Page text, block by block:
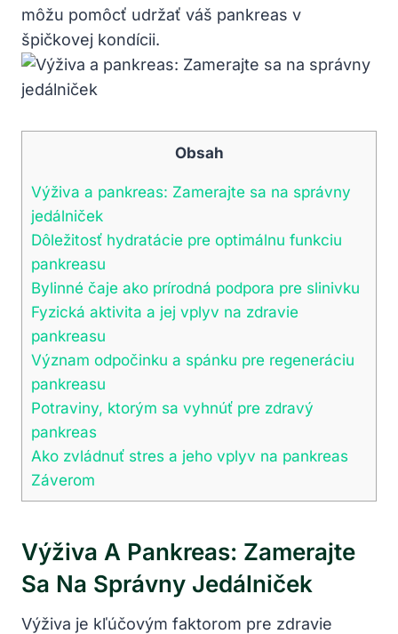
‌môžu⁤ pomôcť ⁤udržať váš pankreas ⁣v
špičkovej kondícii.
Obsah
Výživa a pankreas: Zamerajte sa na správny
jedálniček
Dôležitosť hydratácie pre optimálnu funkciu
pankreasu
Bylinné čaje ⁢ako prírodná podpora pre‌ slinivku
Fyzická aktivita a jej vplyv na ‍zdravie
pankreasu
Význam‌ odpočinku a ‌spánku ‍pre‍ regeneráciu
pankreasu
Potraviny, ktorým ⁣sa vyhnúť pre⁣ zdravý⁤
pankreas
Ako zvládnuť stres⁤ a jeho vplyv ‌na pankreas
Záverom
Výživa A Pankreas: Zamerajte
Sa Na Správny Jedálniček
Výživa je kľúčovým faktorom pre zdravie